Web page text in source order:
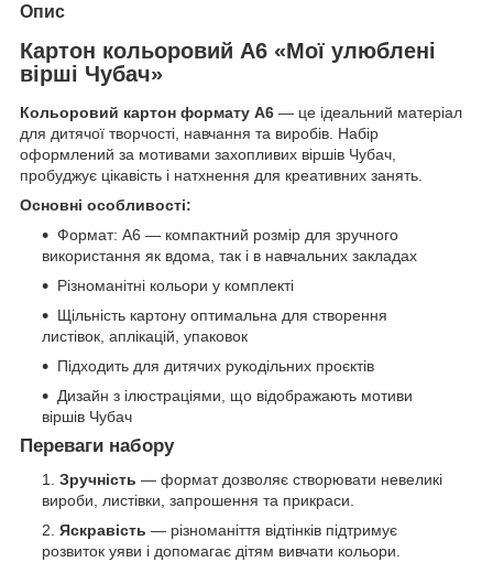
Опис
Картон кольоровий А6 «Мої улюблені
вірші Чубач»
Кольоровий картон формату А6 — це ідеальний матеріал
для дитячої творчості, навчання та виробів. Набір
оформлений за мотивами захопливих віршів Чубач,
пробуджує цікавість і натхнення для креативних занять.
Основні особливості:
Формат: А6 — компактний розмір для зручного
використання як вдома, так і в навчальних закладах
Різноманітні кольори у комплекті
Щільність картону оптимальна для створення
листівок, аплікацій, упаковок
Підходить для дитячих рукодільних проєктів
Дизайн з ілюстраціями, що відображають мотиви
віршів Чубач
Переваги набору
Зручність — формат дозволяє створювати невеликі
вироби, листівки, запрошення та прикраси.
Яскравість — різноманіття відтінків підтримує
розвиток уяви і допомагає дітям вивчати кольори.